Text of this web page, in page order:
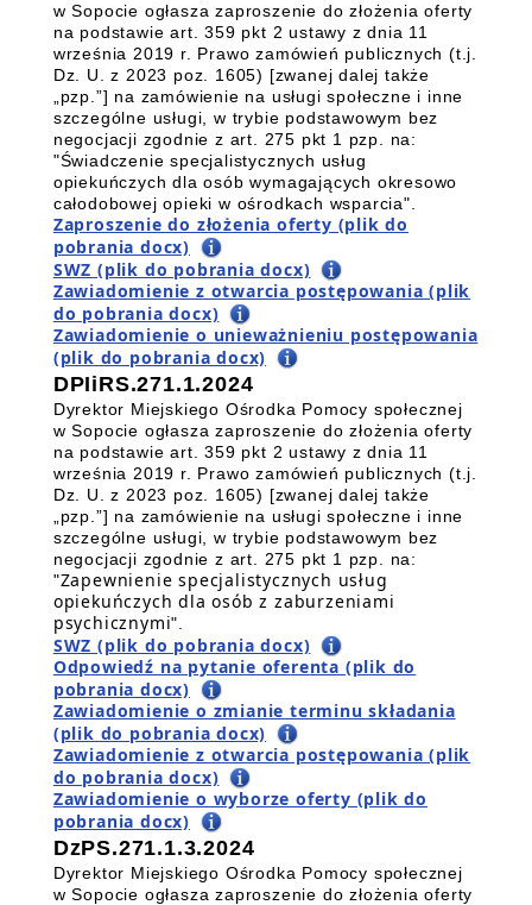
w Sopocie ogłasza zaproszenie do złożenia oferty
na podstawie art. 359 pkt 2 ustawy z dnia 11
września 2019 r. Prawo zamówień publicznych (t.j.
Dz. U. z 2023 poz. 1605) [zwanej dalej także
„pzp.”] na zamówienie na usługi społeczne i inne
szczególne usługi, w trybie podstawowym bez
negocjacji zgodnie z art. 275 pkt 1 pzp. na:
"Świadczenie specjalistycznych usług
opiekuńczych dla osób wymagających okresowo
całodobowej opieki w ośrodkach wsparcia".
Zaproszenie do złożenia oferty (plik do
pobrania docx)
SWZ (plik do pobrania docx)
Zawiadomienie z otwarcia postępowania (plik
do pobrania docx)
Zawiadomienie o unieważnieniu postępowania
(plik do pobrania docx)
DPIiRS.271.1.2024
Dyrektor Miejskiego Ośrodka Pomocy społecznej
w Sopocie ogłasza zaproszenie do złożenia oferty
na podstawie art. 359 pkt 2 ustawy z dnia 11
września 2019 r. Prawo zamówień publicznych (t.j.
Dz. U. z 2023 poz. 1605) [zwanej dalej także
„pzp.”] na zamówienie na usługi społeczne i inne
szczególne usługi, w trybie podstawowym bez
negocjacji zgodnie z art. 275 pkt 1 pzp. na:
"Zapewnienie specjalistycznych usług
opiekuńczych dla osób z zaburzeniami
psychicznymi".
SWZ (plik do pobrania docx)
Odpowiedź na pytanie oferenta (plik do
pobrania docx)
Zawiadomienie o zmianie terminu składania
(plik do pobrania docx)
Zawiadomienie z otwarcia postępowania (plik
do pobrania docx)
Zawiadomienie o wyborze oferty (plik do
pobrania docx)
DzPS.271.1.3.2024
Dyrektor Miejskiego Ośrodka Pomocy społecznej
w Sopocie ogłasza zaproszenie do złożenia oferty